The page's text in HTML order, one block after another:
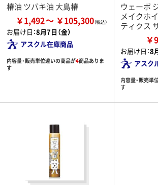
椿油 ツバキ油 大島椿
￥1,492 ￥105,300
お届け日：8月7日（金）
アスクル在庫商品
内容量・販売単位違いの商品が4商品ありま
す
ウェーボ
メイクホ
ティクス
￥
お届け日：8
アスク
内容量・販売単
す